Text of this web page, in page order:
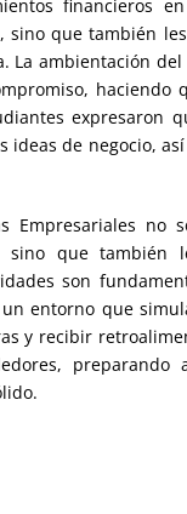
financieros
sino que también
La ambientación
haciendo
expresaron
de negocio,
Empresariales no
sino que también
son
entorno que
y recibir
preparando